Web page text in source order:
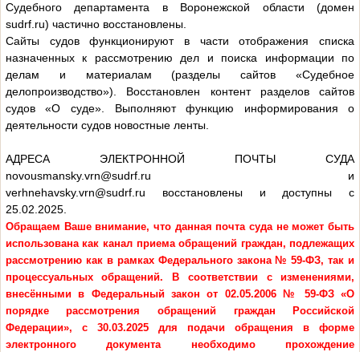
Судебного департамента в Воронежской области (домен
sudrf.ru) частично восстановлены.
Сайты судов функционируют в части отображения списка
назначенных к рассмотрению дел и поиска информации по
делам и материалам (разделы сайтов «Судебное
делопроизводство»). Восстановлен контент разделов сайтов
судов «О суде». Выполняют функцию информирования о
деятельности судов новостные ленты.
АДРЕСА ЭЛЕКТРОННОЙ ПОЧТЫ СУДА
novousmansky.vrn@sudrf.ru и
verhnehavsky.vrn@sudrf.ru восстановлены и доступны с
25.02.2025.
Обращаем Ваше внимание, что данная почта суда не может быть
использована как канал приема обращений граждан, подлежащих
рассмотрению как в рамках Федерального закона № 59-ФЗ, так и
процессуальных обращений.
В соответствии с изменениями,
внесёнными в Федеральный закон от 02.05.2006 № 59-ФЗ «О
порядке рассмотрения обращений граждан Российской
Федерации», с 30.03.2025 для подачи обращения в форме
электронного документа необходимо прохождение